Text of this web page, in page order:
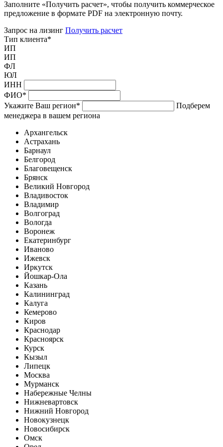
Заполните «Получить расчет», чтобы получить коммерческое
предложение в формате PDF на электронную почту.
Запрос на лизинг Получить расчет
Тип клиента*
ИП
ИП
ФЛ
ЮЛ
ИНН
ФИО*
Укажите Ваш регион*
Подберем
менеджера в вашем региона
Архангельск
Астрахань
Барнаул
Белгород
Благовещенск
Брянск
Великий Новгород
Владивосток
Владимир
Волгоград
Вологда
Воронеж
Екатеринбург
Иваново
Ижевск
Иркутск
Йошкар-Ола
Казань
Калининград
Калуга
Кемерово
Киров
Краснодар
Красноярск
Курск
Кызыл
Липецк
Москва
Мурманск
Набережные Челны
Нижневартовск
Нижний Новгород
Новокузнецк
Новосибирск
Омск